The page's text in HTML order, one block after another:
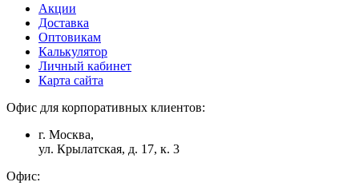
Акции
Доставка
Оптовикам
Калькулятор
Личный кабинет
Карта сайта
Офис для корпоративных клиентов:
г. Москва,
ул. Крылатская, д. 17, к. 3
Офис: